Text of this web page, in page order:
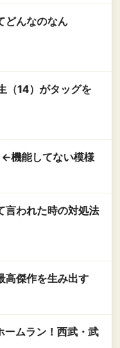
どんなのなん
（14）がタッグを
←機能してない模様
言われた時の対処法
高傑作を生み出す
ームラン！西武・武